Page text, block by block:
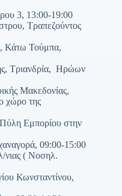
3, 13:00-19:00
Τραπεζούντος
Κάτω Τούμπα,
Τριανδρία, Ηρώων
Μακεδονίας,
χώρο της
Εμπορίου στην
09:00-15:00
νιας ( Νοσηλ.
Κωνσταντίνου,